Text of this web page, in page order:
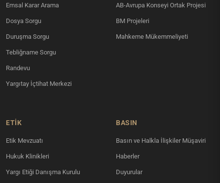
Emsal Karar Arama
Dosya Sorgu
Duruşma Sorgu
Tebliğname Sorgu
Randevu
Yargıtay İçtihat Merkezi
AB-Avrupa Konseyi Ortak Projesi
BM Projeleri
Mahkeme Mükemmeliyeti
ETİK
Etik Mevzuatı
Hukuk Klinikleri
Yargı Etiği Danışma Kurulu
BASIN
Basın ve Halkla İlişkiler Müşaviri
Haberler
Duyurular